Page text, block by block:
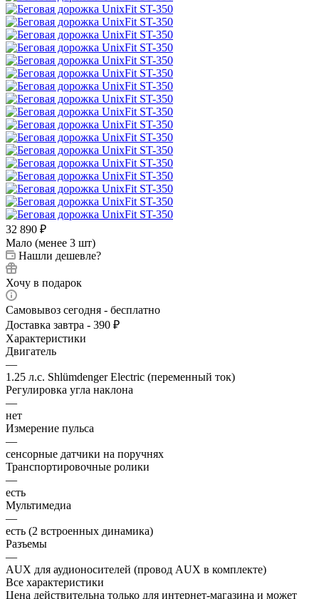
32 890 ₽
Мало (менее 3 шт)
Нашли дешевле?
Хочу в подарок
Самовывоз сегодня - бесплатно
Доставка завтра - 390 ₽
Характеристики
Двигатель
—
1.25 л.с. Shlümdenger Electric (переменный ток)
Регулировка угла наклона
—
нет
Измерение пульса
—
сенсорные датчики на поручнях
Транспортировочные ролики
—
есть
Мультимедиа
—
есть (2 встроенных динамика)
Разъемы
—
AUX для аудионосителей (провод AUX в комплекте)
Все характеристики
Цена действительна только для интернет-магазина и может